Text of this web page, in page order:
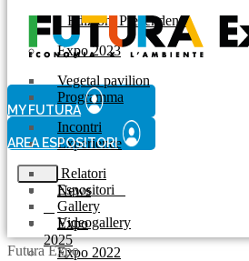
| Edizioni Precendenti
Expo 2023
Vegetal pavilion
Programma
Incontri
Experience
Relatori
Espositori
Gallery
Videogallery
Expo 2022
MY FUTURA
AREA ESPOSITORI
News
Expo
2025
Futura Expo